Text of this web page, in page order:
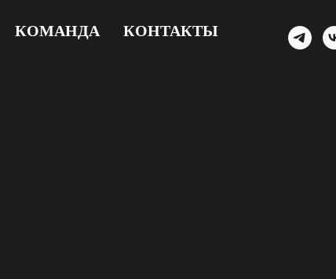
КОМАНДА КОНТАКТЫ